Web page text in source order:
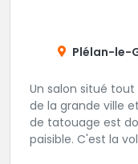
Plélan-le-
Un salon situé
de la grande ville
de tatouage est
paisible. C'est la